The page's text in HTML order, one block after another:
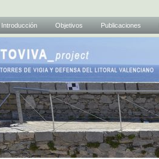
Introducción Objetivos Publicaciones